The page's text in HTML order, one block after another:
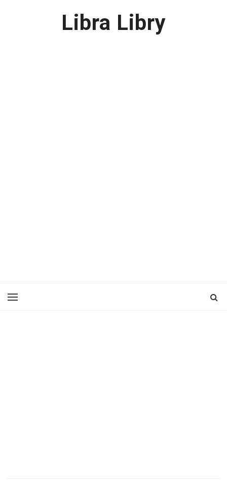
Libra Libry